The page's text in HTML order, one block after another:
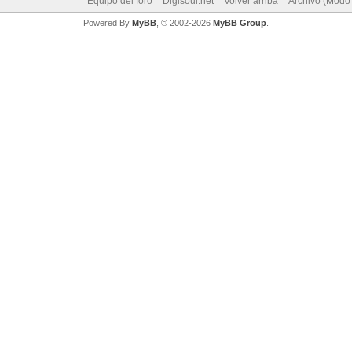
Powered By MyBB, © 2002-2026 MyBB Group.